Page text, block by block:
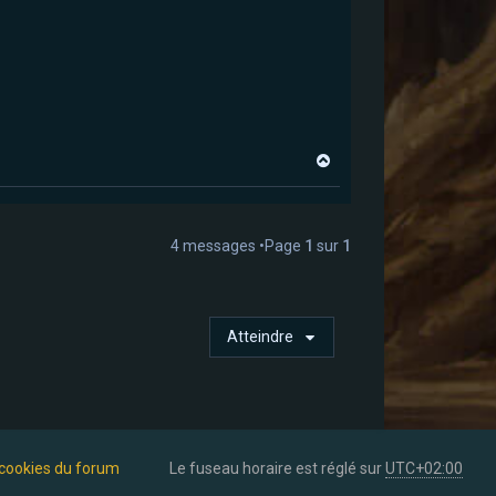
4 messages •Page 1 sur 1
Atteindre
Le fuseau horaire est réglé surUTC+02:00
du forum